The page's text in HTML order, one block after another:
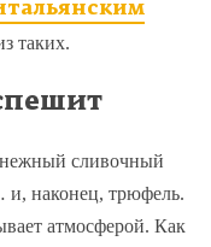
таких.
сливочный
и, наконец, трюфель.
атмосферой. Как